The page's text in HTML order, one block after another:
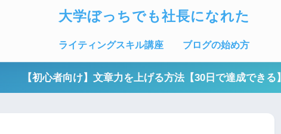
大学ぼっちでも社長になれた
ライティングスキル講座 ブログの始め方
【初心者向け】文章力を上げる方法【30日で達成できる】